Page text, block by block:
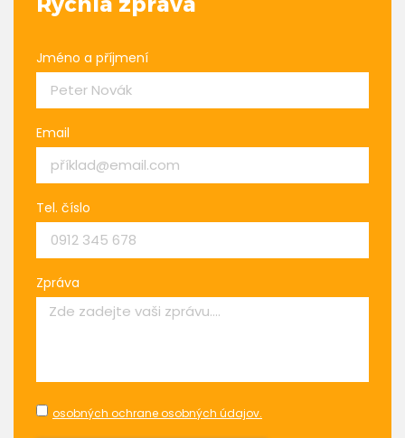
Jméno a příjmení
Email
Tel. číslo
Zpráva
osobných ochrane osobných údajov.